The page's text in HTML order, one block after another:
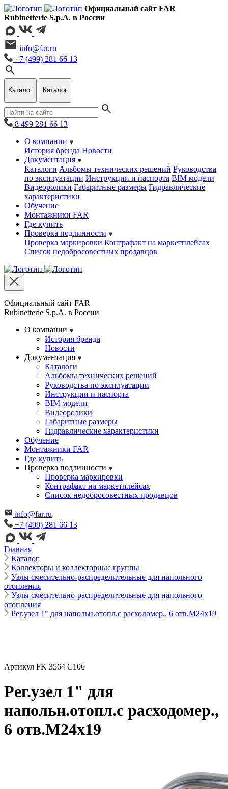
Официальный сайт FAR
Rubinetterie S.p.A. в России
info@far.ru
+7 (499) 281 66 13
Каталог Каталог
8 499 281 66 13
О компании
История бренда Новости
Документация
Каталоги Альбомы технических решений Руководства
по эксплуатации Инструкции и паспорта BIM модели
Видеоролики Габаритные размеры Гидравлические
характеристики
Обучение
Монтажники FAR
Где купить
Проверка подлинности
Проверка маркировки Контрафакт на маркетплейсах
Cписок недобросовестных продавцов
Официальный сайт FAR
Rubinetterie S.p.A. в России
О компании
История бренда
Новости
Документация
Каталоги
Альбомы технических решений
Руководства по эксплуатации
Инструкции и паспорта
BIM модели
Видеоролики
Габаритные размеры
Гидравлические характеристики
Обучение
Монтажники FAR
Где купить
Проверка подлинности
Проверка маркировки
Контрафакт на маркетплейсах
Cписок недобросовестных продавцов
info@far.ru
+7 (499) 281 66 13
Главная
Каталог
Коллекторы и коллекторные группы
Узлы смесительно-распределительные для напольного
отопления
Узлы смесительно-распределительные для напольного
отопления
Рег.узел 1" для напольн.отопл.с расходомер., 6 отв.М24х19
Артикул FK 3564 C106
Рег.узел 1" для
напольн.отопл.с расходомер.,
6 отв.М24х19